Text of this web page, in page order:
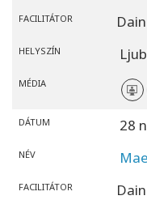
FACILITÁTOR
HELYSZÍN
MÉDIA
DÁTUM 28
NÉV
FACILITÁTOR